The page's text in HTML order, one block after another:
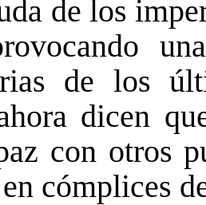
de los
de los
dicen
con otros
cómplices